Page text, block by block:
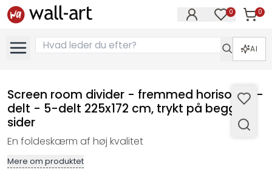
0 0
Varer
AI
Screen room divider - fremmed horisont, 3-
delt - 5-delt 225x172 cm, trykt på begge
sider
En foldeskærm af høj kvalitet
Mere om produktet